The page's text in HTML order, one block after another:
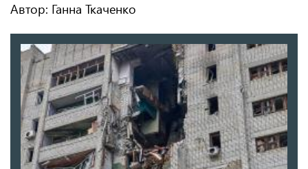
Автор: Ганна Ткаченко